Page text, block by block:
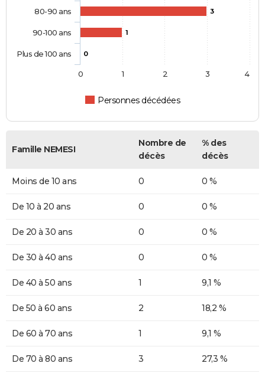
3
1
0
Personnes décédées
80-90 ans
90-100 ans
Plus de 100 ans
0 1 2 3 4
Famille NEMESI
Nombre de
décès
% des
décès
Moins de 10 ans 0 0 %
De 10 à 20 ans 0 0 %
De 20 à 30 ans 0 0 %
De 30 à 40 ans 0 0 %
De 40 à 50 ans 1 9,1 %
De 50 à 60 ans 2 18,2 %
De 60 à 70 ans 1 9,1 %
De 70 à 80 ans 3 27,3 %